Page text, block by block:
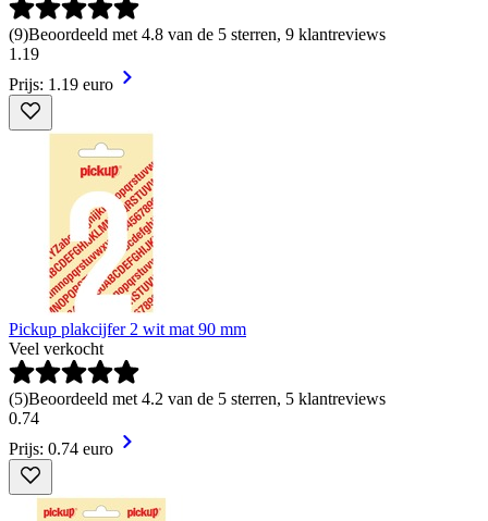
(9)Beoordeeld met 4.8 van de 5 sterren, 9 klantreviews
1 .19
Prijs: 1.19 euro
Pickup plakcijfer 2 wit mat 90 mm
Veel verkocht
(5)Beoordeeld met 4.2 van de 5 sterren, 5 klantreviews
0.74
Prijs: 0.74 euro